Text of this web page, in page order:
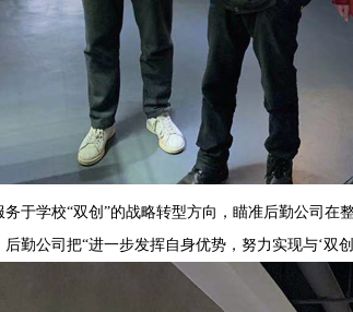
于学校“双创”的战略转型方向，瞄准后勤公司
勤公司把“进一步发挥自身优势，努力实现与‘双